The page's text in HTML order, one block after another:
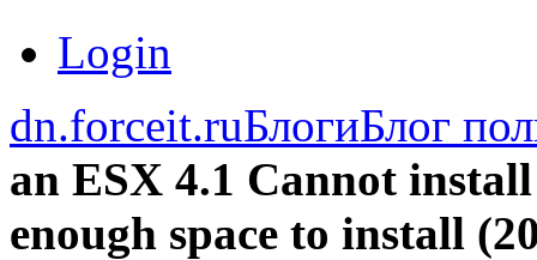
Login
dn.forceit.ruБлогиБлог
an ESX 4.1 Cannot
enough space to install